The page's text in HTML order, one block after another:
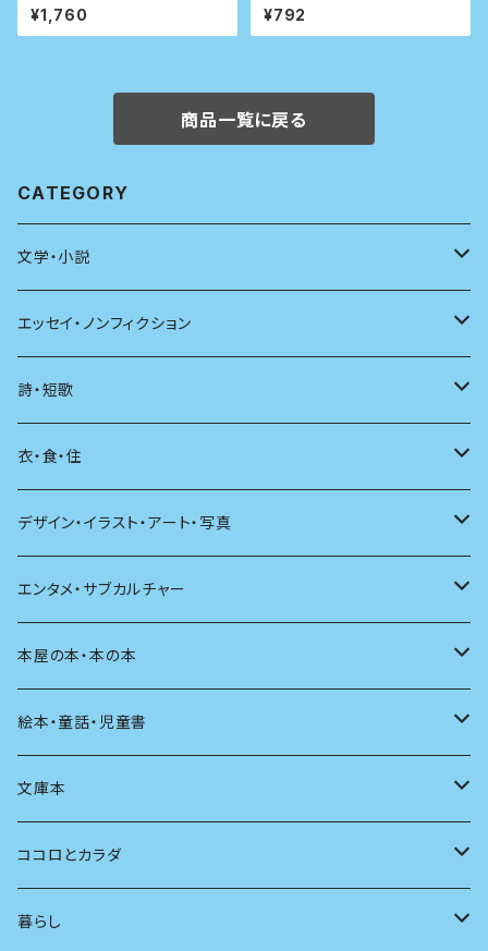
¥1,760 ¥792
商品一覧に戻る
CATEGORY
文学・小説
日本
海外
日本語
文学理論
評論
文章術
エッセイ・ノンフィクション
エッセイ
日記
ノンフィクション
その他
評論
言葉
言語
批評
アンソロジー
詩・短歌
詩
短歌
その他
衣・食・住
着る
食べる
料理
発酵・麹
住う
その他
デザイン・イラスト・アート・写真
デザイン
イラスト
アート
写真
その他
インテリア
エンタメ・サブカルチャー
映画
音楽
マンガ
テレビ
ラジオ
本屋の本・本の本
本屋さんの本
本の本
読書
絵本・童話・児童書
小さいお子さん向け
自分で読めるようになったら
大人も楽しい絵本
文庫本
男性作家
女性作家
ココロとカラダ
フェミニズム
暮らし